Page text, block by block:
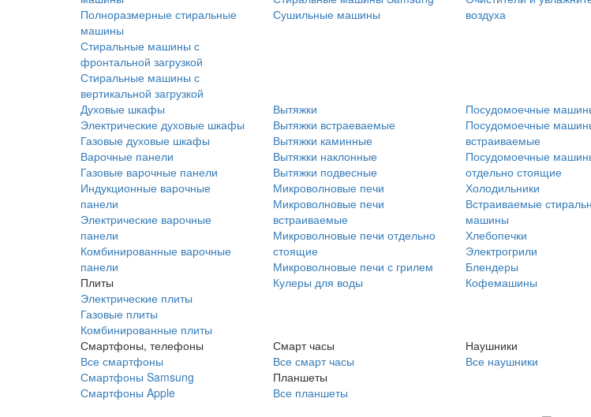
Полноразмерные стиральные
машины
Стиральные машины с
фронтальной загрузкой
Стиральные машины с
вертикальной загрузкой
Сушильные машины
воздуха
Духовые шкафы
Электрические духовые шкафы
Газовые духовые шкафы
Варочные панели
Газовые варочные панели
Индукционные варочные
панели
Электрические варочные
панели
Комбинированные варочные
панели
Плиты
Электрические плиты
Газовые плиты
Комбинированные плиты
Вытяжки
Вытяжки встраеваемые
Вытяжки каминные
Вытяжки наклонные
Вытяжки подвесные
Микроволновые печи
Микроволновые печи
встраиваемые
Микроволновые печи отдельно
стоящие
Микроволновые печи с грилем
Кулеры для воды
Посудомоечные
Посудомоечные
встраиваемые
Посудомоечные
отдельно стоящие
Холодильники
Встраиваемые
машины
Хлебопечки
Электрогрили
Блендеры
Кофемашины
Смартфоны, телефоны
Все смартфоны
Смартфоны Samsung
Смартфоны Apple
Смарт часы
Все смарт часы
Планшеты
Все планшеты
Наушники
Все наушники